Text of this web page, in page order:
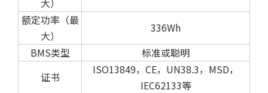
大）
额定功率（最
大）
336Wh
BMS类型
标准或聪明
证书
ISO13849，CE，UN38.3，MSD，
IEC62133等